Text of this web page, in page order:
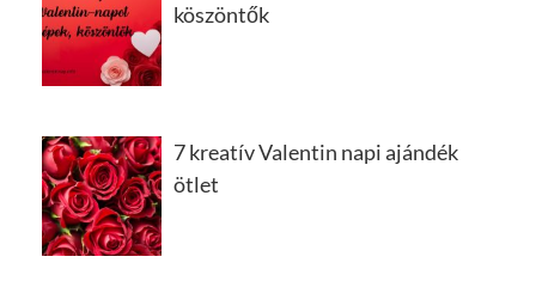
köszöntők
7 kreatív Valentin napi ajándék
ötlet